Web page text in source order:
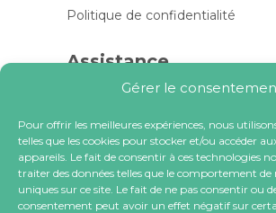
Gérer le
Pour offrir les meilleures expériences, nous
telles que les cookies pour stocker et/ou accéder
appareils. Le fait de consentir à ces technologies
traiter des données telles que le comportement
uniques sur ce site. Le fait de ne pas consentir ou
consentement peut avoir un effet négatif sur
Politique de confidentialité
Assistance
Contactez-nous
FAQ
Blog
Contactez-nous